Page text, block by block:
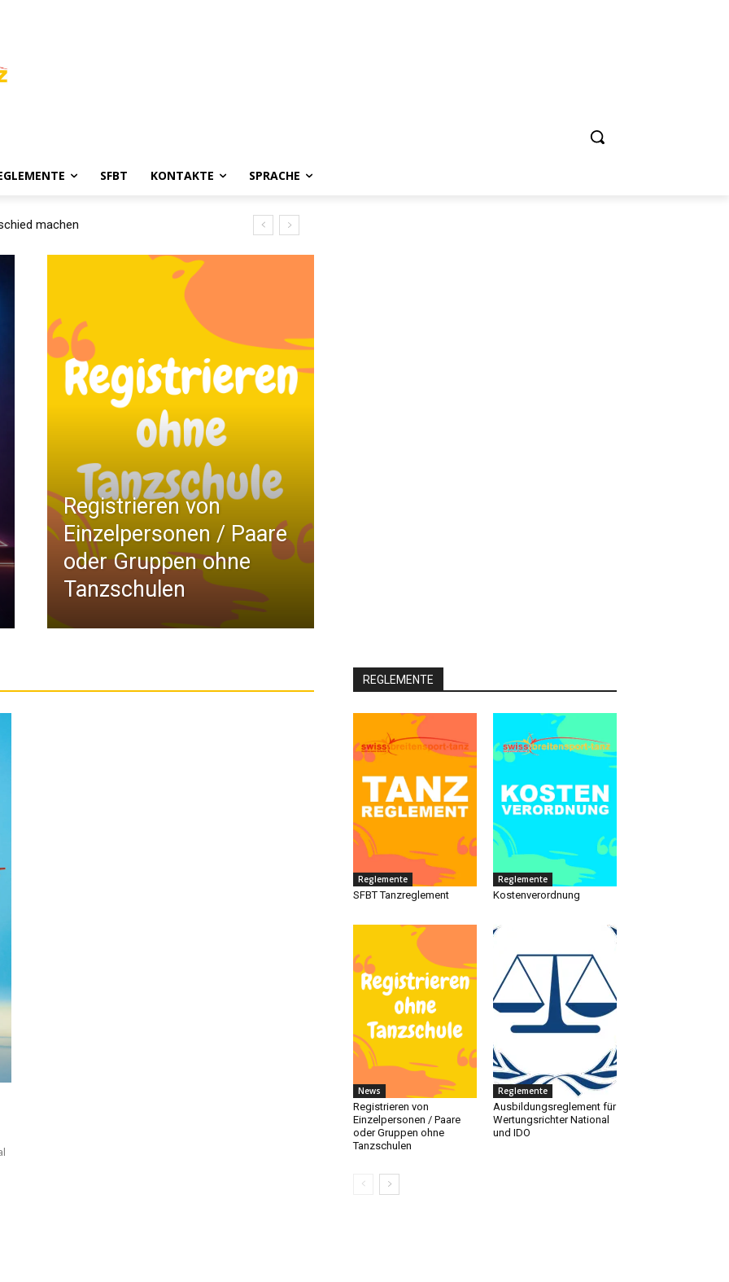
SFBT KONTAKTE SPRACHE
machen
Registrieren von
Einzelpersonen / Paare
oder Gruppen ohne
Tanzschulen
REGLEMENTE
Reglemente
SFBT Tanzreglement
Reglemente
Kostenverordnung
News
Registrieren von
Einzelpersonen / Paare
oder Gruppen ohne
Tanzschulen
Reglemente
Ausbildungsreglement für
Wertungsrichter National
und IDO